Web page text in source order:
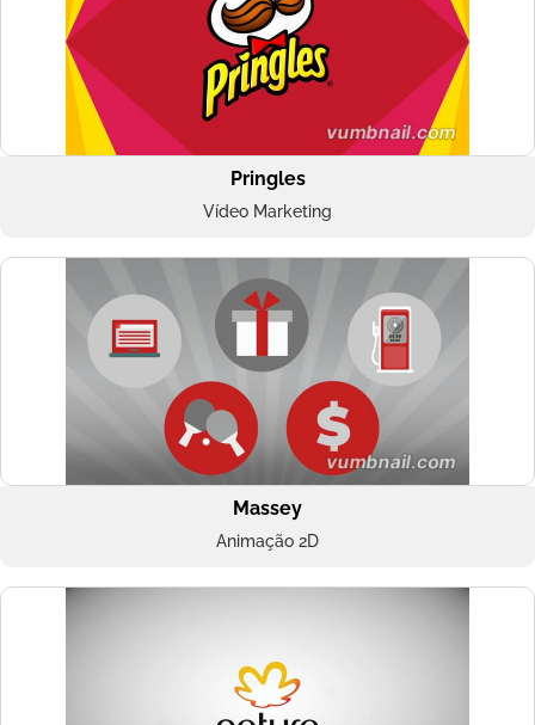
Pringles
Vídeo Marketing
Massey
Animação 2D